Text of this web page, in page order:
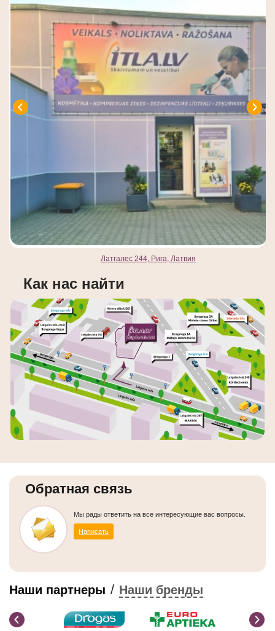
Латгалес 244, Рига, Латвия
Как нас найти
Наши партнеры / Наши бренды
Обратная связь
Мы рады ответить на все интересующие вас вопросы.
Написать